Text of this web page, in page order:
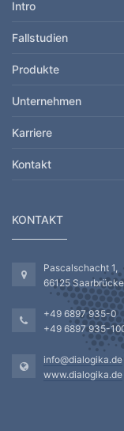
Intro
Fallstudien
Produkte
Unternehmen
Karriere
Kontakt
KONTAKT
Pascalschacht 1,
66125
+49 6897 935-0
+49 6897 935-
info@dialogika.de
www.dialogika.de